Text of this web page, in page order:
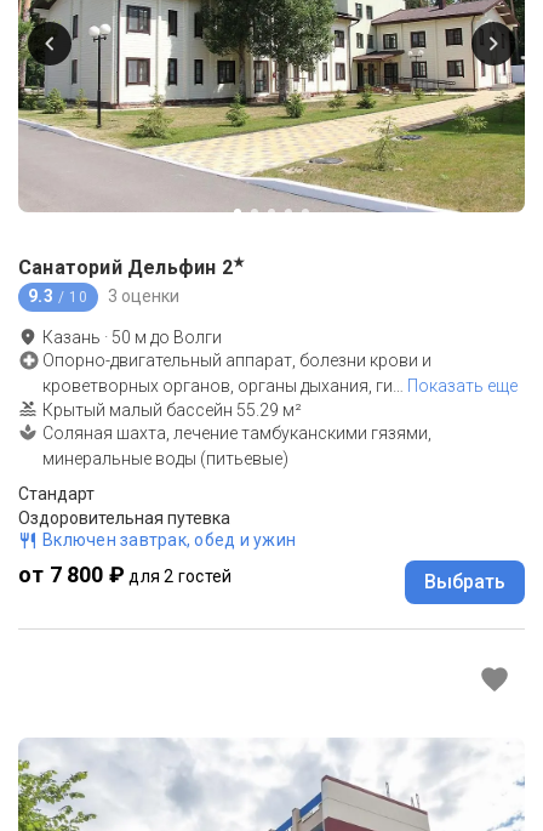
Санаторий Дельфин 2★
9.3 / 10 3 оценки
Казань · 50 м до Волги
Опорно-двигательный аппарат, болезни крови и
кроветворных органов, органы дыхания, ги
Показать еще
Крытый малый бассейн 55.29 м²
Соляная шахта, лечение тамбуканскими гязями,
минеральные воды (питьевые)
Стандарт
Оздоровительная путевка
Включен завтрак, обед и ужин
от 7 800 ₽ для 2 гостей Выбрать